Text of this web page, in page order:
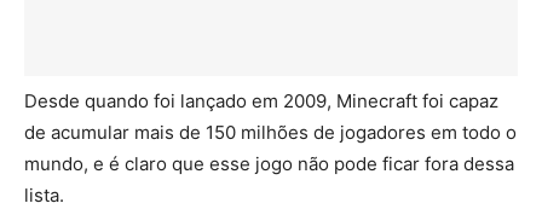
Desde quando foi lançado em 2009, Minecraft foi capaz
de acumular mais de 150 milhões de jogadores em todo o
mundo, e é claro que esse jogo não pode ficar fora dessa
lista.